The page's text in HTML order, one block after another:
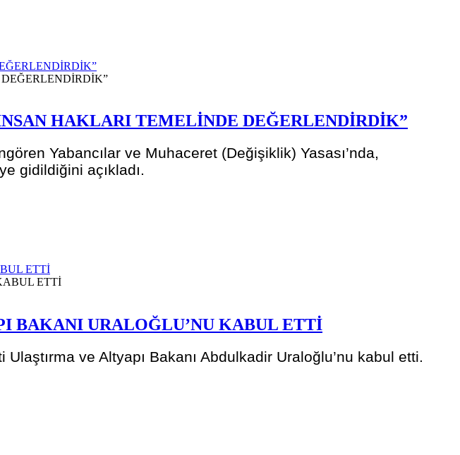
HAKLARI TEMELİNDE DEĞERLENDİRDİK”
Yabancılar ve Muhaceret (Değişiklik) Yasası’nda,
gidildiğini açıkladı.
ETTİ
BAKANI URALOĞLU’NU KABUL ETTİ
ve Altyapı Bakanı Abdulkadir Uraloğlu’nu kabul etti.